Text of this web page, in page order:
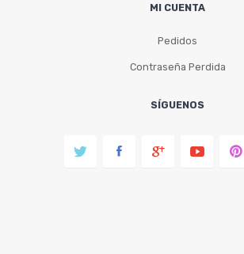
MI CUENTA
Pedidos
Contraseña Perdida
SÍGUENOS